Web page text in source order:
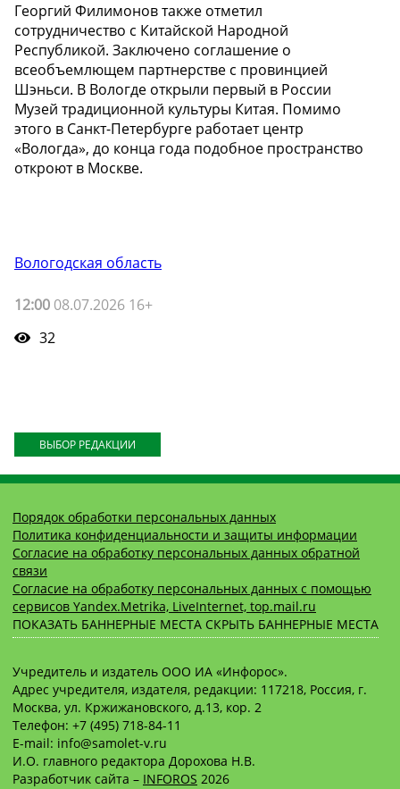
Георгий Филимонов также отметил
сотрудничество с Китайской Народной
Республикой. Заключено соглашение о
всеобъемлющем партнерстве с провинцией
Шэньси. В Вологде открыли первый в России
Музей традиционной культуры Китая. Помимо
этого в Санкт-Петербурге работает центр
«Вологда», до конца года подобное пространство
откроют в Москве.
Вологодская область
12:00 08.07.2026 16+
32
ВЫБОР РЕДАКЦИИ
Порядок обработки персональных данных
Политика конфиденциальности и защиты информации
Согласие на обработку персональных данных обратной
связи
Согласие на обработку персональных данных с помощью
сервисов Yandex.Metrika, LiveInternet, top.mail.ru
ПОКАЗАТЬ БАННЕРНЫЕ МЕСТА СКРЫТЬ БАННЕРНЫЕ МЕСТА
Учредитель и издатель ООО ИА «Инфорос».
Адрес учредителя, издателя, редакции: 117218, Россия, г.
Москва, ул. Кржижановского, д.13, кор. 2
Телефон: +7 (495) 718-84-11
E-mail: info@samolet-v.ru
И.О. главного редактора Дорохова Н.В.
Разработчик сайта – INFOROS 2026